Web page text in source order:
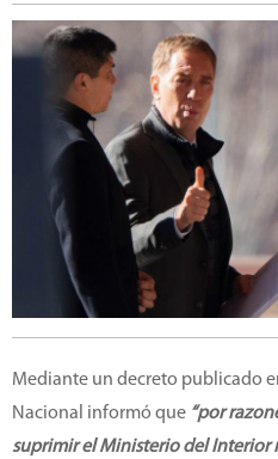
Mediante un decreto publicado
Nacional informó que “por
suprimir el Ministerio del Interior